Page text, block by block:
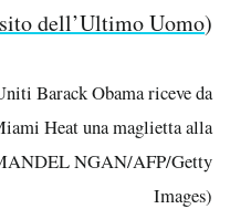
dell’Ultimo Uomo)
Barack Obama riceve da
Heat una maglietta alla
NGAN/AFP/Getty
Images)